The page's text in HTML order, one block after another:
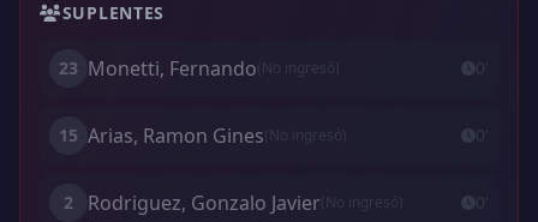
SUPLENTES
23 Monetti, Fernando(No ingresó) 0'
15 Arias, Ramon Gines(No ingresó) 0'
2 Rodriguez, Gonzalo Javier(No ingresó) 0'